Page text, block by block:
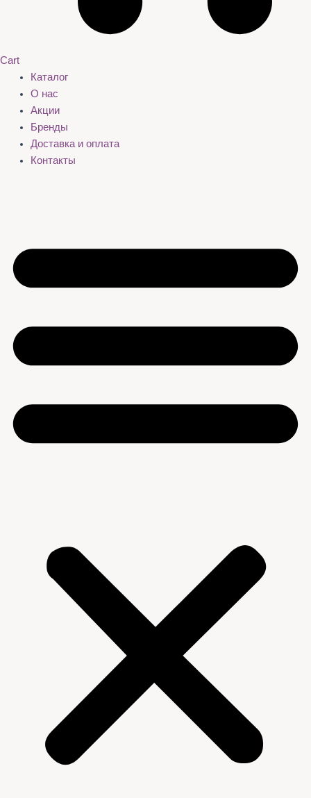
Cart
Каталог
О нас
Акции
Бренды
Доставка и оплата
Контакты